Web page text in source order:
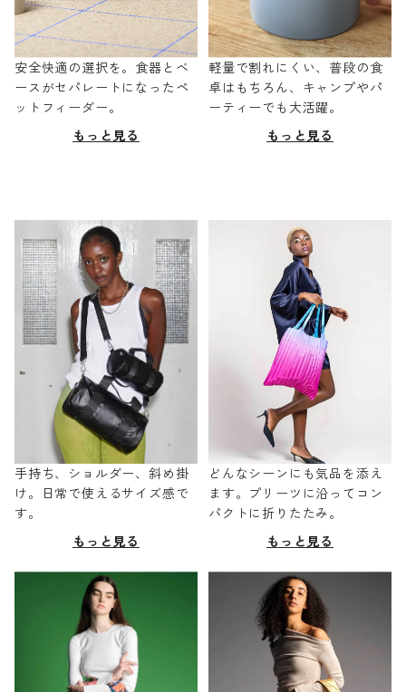
安全快適の選択を。食器とベ
ースがセパレートになったペ
ットフィーダー。
もっと見る
軽量で割れにくい、普段の食
卓はもちろん、キャンプやパ
ーティーでも大活躍。
もっと見る
手持ち、ショルダー、斜め掛
け。日常で使えるサイズ感で
す。
もっと見る
どんなシーンにも気品を添え
ます。プリーツに沿ってコン
パクトに折りたたみ。
もっと見る